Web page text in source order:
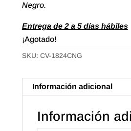
Negro.
Entrega de 2 a 5 días hábiles
¡Agotado!
SKU: CV-1824CNG
Información adicional
Información